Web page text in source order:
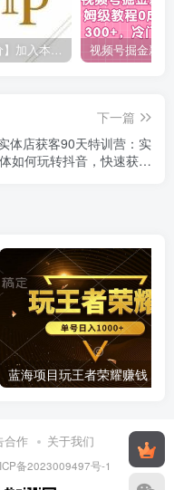
【限时特价】加入本站VIP会员，海量最新各大团队网赚内部教程全免费，每天持续更新！
下一篇
体店获客90天特训营：实
体如何玩转抖音，快速获客
合作 关于我们
备2023009497号-1